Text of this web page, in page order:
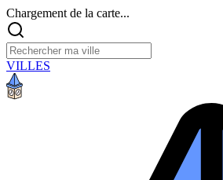
Chargement de la carte...
VILLES